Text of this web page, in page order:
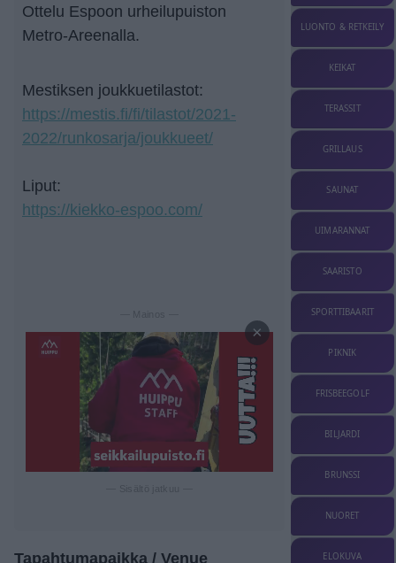
Ottelu Espoon urheilupuiston
Metro-Areenalla.
Mestiksen joukkuetilastot:
https://mestis.fi/fi/tilastot/2021-
2022/runkosarja/joukkueet/
Liput:
https://kiekko-espoo.com/
— Mainos —
×
Tapahtumapaikka / Venue
LUONTO & RETKEILY
KEIKAT
TERASSIT
GRILLAUS
SAUNAT
UIMARANNAT
SAARISTO
SPORTTIBAARIT
PIKNIK
FRISBEEGOLF
BILJARDI
BRUNSSI
NUORET
ELOKUVA